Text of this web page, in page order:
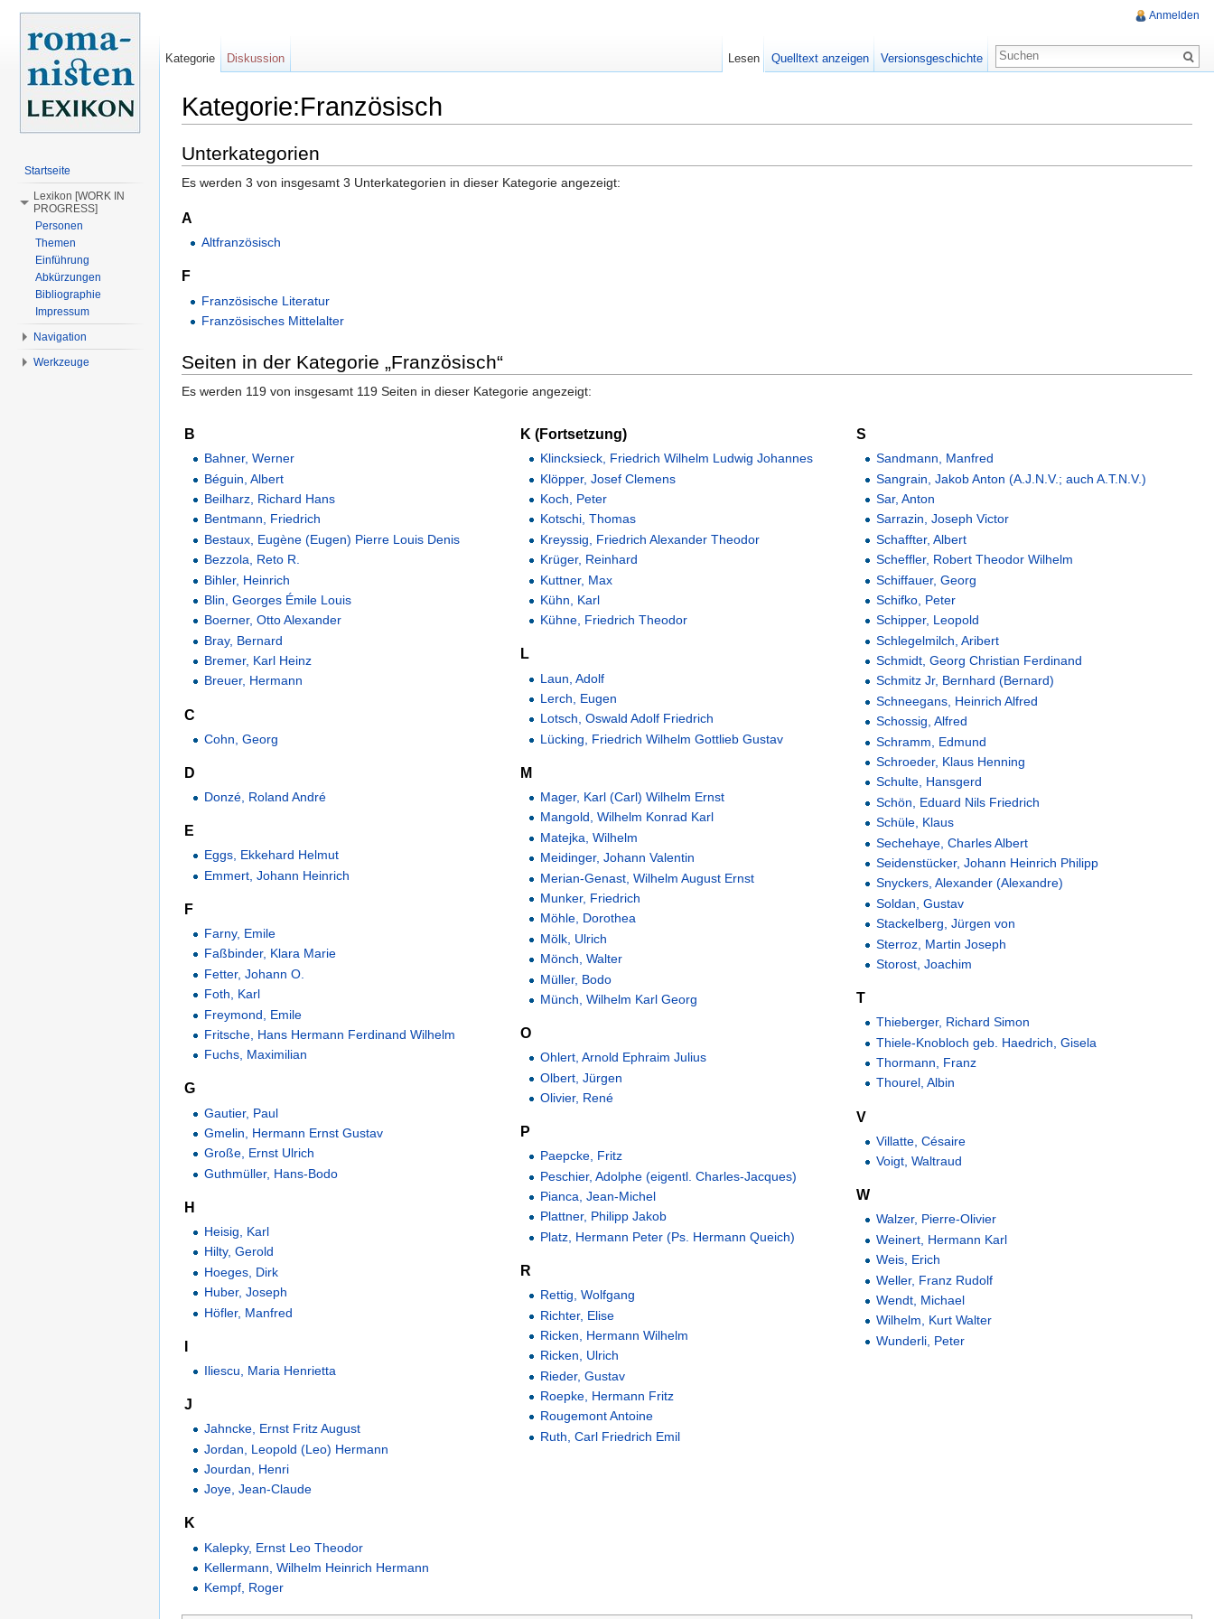
Kategorie:Französisch
Unterkategorien
Es werden 3 von insgesamt 3 Unterkategorien in dieser Kategorie angezeigt:
A
Altfranzösisch
F
Französische Literatur
Französisches Mittelalter
Seiten in der Kategorie „Französisch“
Es werden 119 von insgesamt 119 Seiten in dieser Kategorie angezeigt:
B
Bahner, Werner
Béguin, Albert
Beilharz, Richard Hans
Bentmann, Friedrich
Bestaux, Eugène (Eugen) Pierre Louis Denis
Bezzola, Reto R.
Bihler, Heinrich
Blin, Georges Émile Louis
Boerner, Otto Alexander
Bray, Bernard
Bremer, Karl Heinz
Breuer, Hermann
C
Cohn, Georg
D
Donzé, Roland André
E
Eggs, Ekkehard Helmut
Emmert, Johann Heinrich
F
Farny, Emile
Faßbinder, Klara Marie
Fetter, Johann O.
Foth, Karl
Freymond, Emile
Fritsche, Hans Hermann Ferdinand Wilhelm
Fuchs, Maximilian
G
Gautier, Paul
Gmelin, Hermann Ernst Gustav
Große, Ernst Ulrich
Guthmüller, Hans-Bodo
H
Heisig, Karl
Hilty, Gerold
Hoeges, Dirk
Huber, Joseph
Höfler, Manfred
I
Iliescu, Maria Henrietta
J
Jahncke, Ernst Fritz August
Jordan, Leopold (Leo) Hermann
Jourdan, Henri
Joye, Jean-Claude
K
Kalepky, Ernst Leo Theodor
Kellermann, Wilhelm Heinrich Hermann
Kempf, Roger
K (Fortsetzung)
Klincksieck, Friedrich Wilhelm Ludwig Johannes
Klöpper, Josef Clemens
Koch, Peter
Kotschi, Thomas
Kreyssig, Friedrich Alexander Theodor
Krüger, Reinhard
Kuttner, Max
Kühn, Karl
Kühne, Friedrich Theodor
L
Laun, Adolf
Lerch, Eugen
Lotsch, Oswald Adolf Friedrich
Lücking, Friedrich Wilhelm Gottlieb Gustav
M
Mager, Karl (Carl) Wilhelm Ernst
Mangold, Wilhelm Konrad Karl
Matejka, Wilhelm
Meidinger, Johann Valentin
Merian-Genast, Wilhelm August Ernst
Munker, Friedrich
Möhle, Dorothea
Mölk, Ulrich
Mönch, Walter
Müller, Bodo
Münch, Wilhelm Karl Georg
O
Ohlert, Arnold Ephraim Julius
Olbert, Jürgen
Olivier, René
P
Paepcke, Fritz
Peschier, Adolphe (eigentl. Charles-Jacques)
Pianca, Jean-Michel
Plattner, Philipp Jakob
Platz, Hermann Peter (Ps. Hermann Queich)
R
Rettig, Wolfgang
Richter, Elise
Ricken, Hermann Wilhelm
Ricken, Ulrich
Rieder, Gustav
Roepke, Hermann Fritz
Rougemont Antoine
Ruth, Carl Friedrich Emil
S
Sandmann, Manfred
Sangrain, Jakob Anton (A.J.N.V.; auch A.T.N.V.)
Sar, Anton
Sarrazin, Joseph Victor
Schaffter, Albert
Scheffler, Robert Theodor Wilhelm
Schiffauer, Georg
Schifko, Peter
Schipper, Leopold
Schlegelmilch, Aribert
Schmidt, Georg Christian Ferdinand
Schmitz Jr, Bernhard (Bernard)
Schneegans, Heinrich Alfred
Schossig, Alfred
Schramm, Edmund
Schroeder, Klaus Henning
Schulte, Hansgerd
Schön, Eduard Nils Friedrich
Schüle, Klaus
Sechehaye, Charles Albert
Seidenstücker, Johann Heinrich Philipp
Snyckers, Alexander (Alexandre)
Soldan, Gustav
Stackelberg, Jürgen von
Sterroz, Martin Joseph
Storost, Joachim
T
Thieberger, Richard Simon
Thiele-Knobloch geb. Haedrich, Gisela
Thormann, Franz
Thourel, Albin
V
Villatte, Césaire
Voigt, Waltraud
W
Walzer, Pierre-Olivier
Weinert, Hermann Karl
Weis, Erich
Weller, Franz Rudolf
Wendt, Michael
Wilhelm, Kurt Walter
Wunderli, Peter
Anmelden
Kategorie Diskussion Lesen Quelltext anzeigen Versionsgeschichte
Startseite
Lexikon [WORK IN
PROGRESS]
Personen
Themen
Einführung
Abkürzungen
Bibliographie
Impressum
Navigation
Werkzeuge